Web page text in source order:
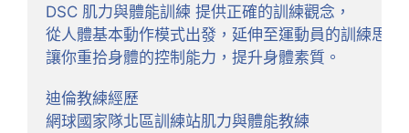
DSC 肌力與體能訓練 提供正確的訓練觀念，
從人體基本動作模式出發，延伸至運動員的訓練思維
讓你重拾身體的控制能力，提升身體素質。
迪倫教練經歷
網球國家隊北區訓練站肌力與體能教練